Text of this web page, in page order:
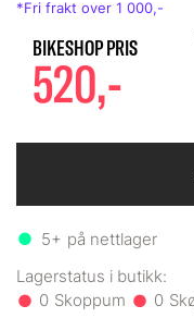
520,-
5+ på nettlager
0 0